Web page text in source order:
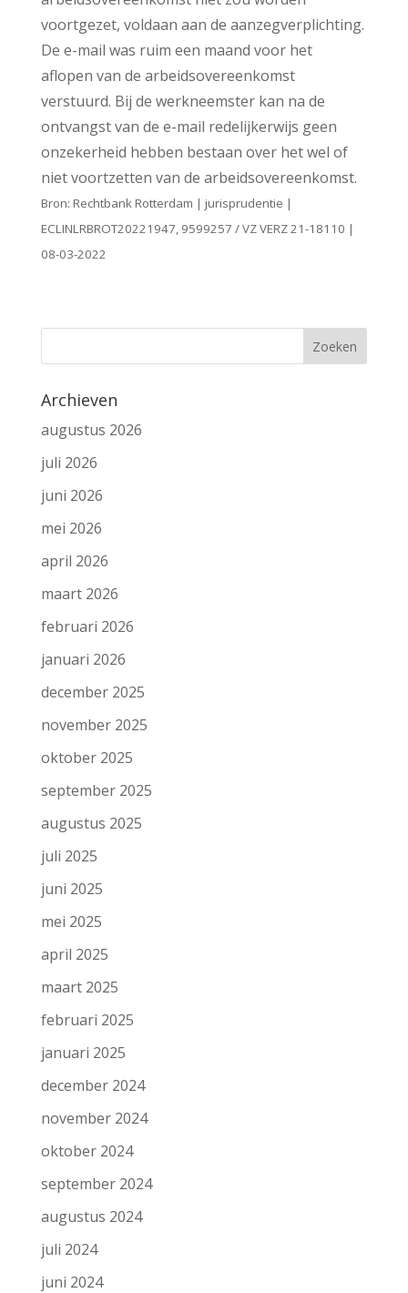
voortgezet, voldaan aan de aanzegverplichting.
De e-mail was ruim een maand voor het
aflopen van de arbeidsovereenkomst
verstuurd. Bij de werkneemster kan na de
ontvangst van de e-mail redelijkerwijs geen
onzekerheid hebben bestaan over het wel of
niet voortzetten van de arbeidsovereenkomst.
Bron: Rechtbank Rotterdam | jurisprudentie |
ECLINLRBROT20221947, 9599257 / VZ VERZ 21-18110 |
08-03-2022
Archieven
augustus 2026
juli 2026
juni 2026
mei 2026
april 2026
maart 2026
februari 2026
januari 2026
december 2025
november 2025
oktober 2025
september 2025
augustus 2025
juli 2025
juni 2025
mei 2025
april 2025
maart 2025
februari 2025
januari 2025
december 2024
november 2024
oktober 2024
september 2024
augustus 2024
juli 2024
juni 2024